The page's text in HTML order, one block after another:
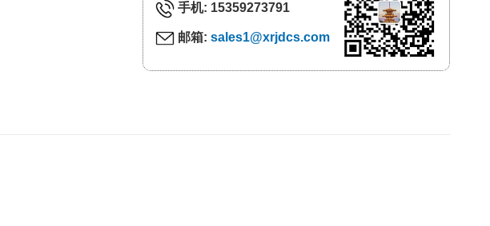
手机: 15359273791
邮箱: sales1@xrjdcs.com